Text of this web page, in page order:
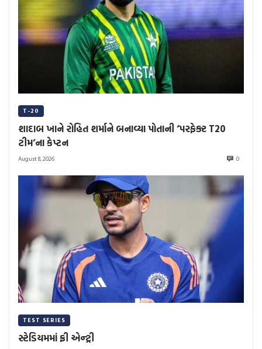
T-20
શાદાબ ખાને રોહિત શર્માને બનાવ્યા પોતાની ‘પરફેક્ટ T20
ટીમ’ના કેપ્ટન
August 8, 2026 0
TEST SERIES
સ્ટેડિયમમાં ફ્રી એન્ટ્રી